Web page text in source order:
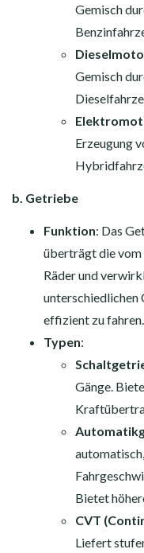
Gemisch
Gemisch
Erzeugung
b. Getriebe
Funktion: Das
überträgt die
Räder und
unterschiedlichen
effizient zu fahren.
Typen:
Gänge.
Bietet
CVT
Liefert